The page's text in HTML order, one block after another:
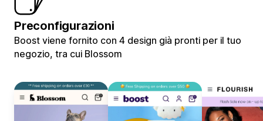
Preconfigurazioni
Boost viene fornito con 4 design già pronti per il tuo
negozio, tra cui Blossom